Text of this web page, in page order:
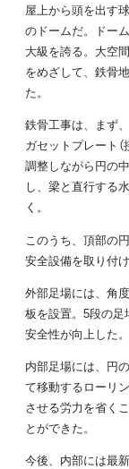
屋上から頭を出す
のドームだ。ドー
大級を誇る。大空
をめざして、鉄骨
た。
鉄骨工事は、まず
ガセットプレート
調整しながら円の
し、梁と直行する
く。
このうち、頂部の
安全設備を取り付
外部足場には、角
板を設置。5段の
安全性が向上した。
内部足場には、円
て移動するローリ
させる労力を省く
とができた。
今後、内部には最